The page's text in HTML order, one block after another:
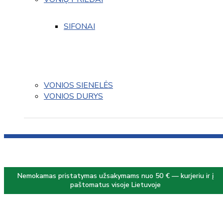
SIFONAI
VONIOS SIENELĖS
VONIOS DURYS
Nemokamas pristatymas užsakymams nuo 50 € — kurjeriu ir į
paštomatus visoje Lietuvoje